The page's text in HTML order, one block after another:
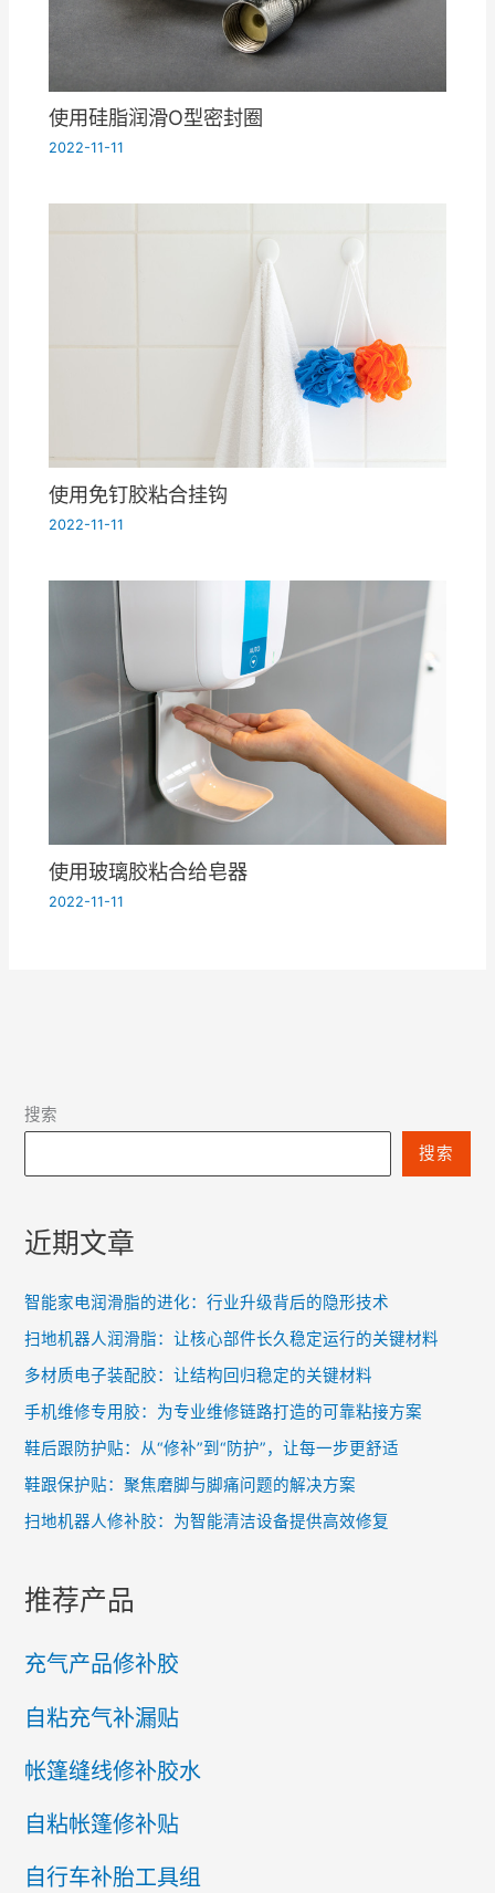
使用硅脂润滑O型密封圈
2022-11-11
使用免钉胶粘合挂钩
2022-11-11
使用玻璃胶粘合给皂器
2022-11-11
搜索
搜索
近期文章
智能家电润滑脂的进化：行业升级背后的隐形技术
扫地机器人润滑脂：让核心部件长久稳定运行的关键材料
多材质电子装配胶：让结构回归稳定的关键材料
手机维修专用胶：为专业维修链路打造的可靠粘接方案
鞋后跟防护贴：从“修补”到“防护”，让每一步更舒适
鞋跟保护贴：聚焦磨脚与脚痛问题的解决方案
扫地机器人修补胶：为智能清洁设备提供高效修复
推荐产品
充气产品修补胶
自粘充气补漏贴
帐篷缝线修补胶水
自粘帐篷修补贴
自行车补胎工具组